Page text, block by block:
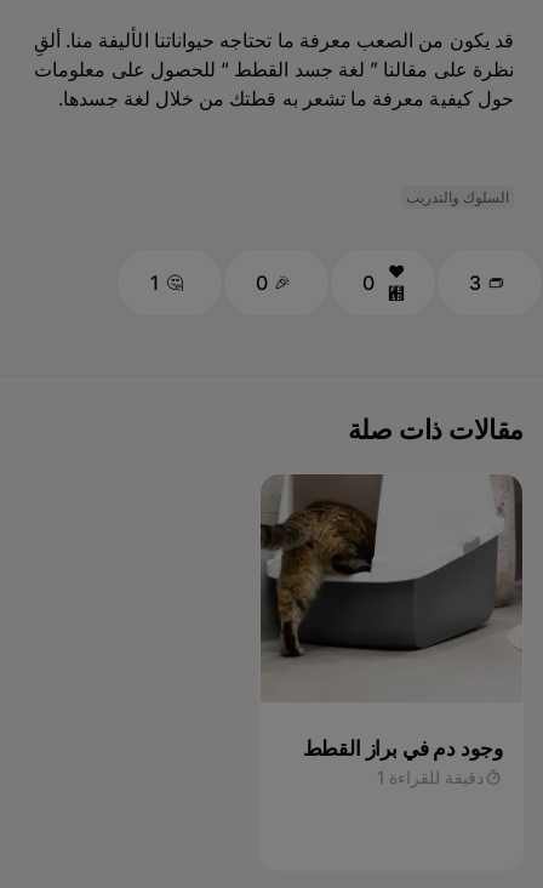
قد يكون من الصعب معرفة ما تحتاجه حيواناتنا الأليفة منا. ألقِ
نظرة على مقالنا ” لغة جسد القطط “ للحصول على معلومات
حول كيفية معرفة ما تشعر به قطتك من خلال لغة جسدها.
السلوك والتدريب
3
0
0
1
مقالات ذات صلة
وجود دم في براز القطط
دقيقة للقراءة 1